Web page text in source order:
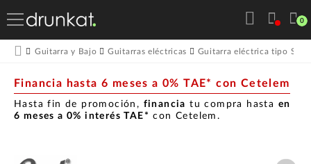
0
Guitarra y Bajo Guitarras eléctricas Guitarra eléctrica tipo
Financia hasta 6 meses a 0% TAE* con Cetelem
Hasta fin de promoción, financia tu compra hasta en
6 meses a 0% interés TAE* con Cetelem.